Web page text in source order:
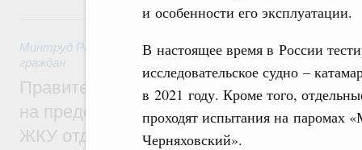
и особенности его эксплуатации.
В настоящее время в России
исследовательское судно –
в 2021 году. Кроме того,
проходят испытания на паромах
Черняховский».
31 июля, пятница
Минтруд России 31 июля 2026,Социальная поддержка
граждан
Правительство направит регионам
на предоставление мер социальной
ЖКУ отдельным категориям граждан